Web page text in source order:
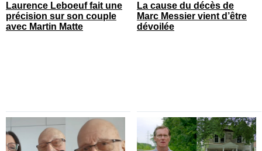
Laurence Leboeuf fait une
précision sur son couple
avec Martin Matte
La cause du décès de
Marc Messier vient d’être
dévoilée